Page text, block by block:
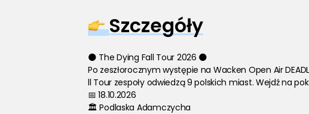
Szczegóły
🌑 The Dying Fall Tour 2026 🌑
Po zeszłorocznym występie na Wacken Open Air
ll Tour zespoły odwiedzą 9 polskich miast. Wejdź na
📅 18.10.2026
🏛️ Podlaska Adamczycha